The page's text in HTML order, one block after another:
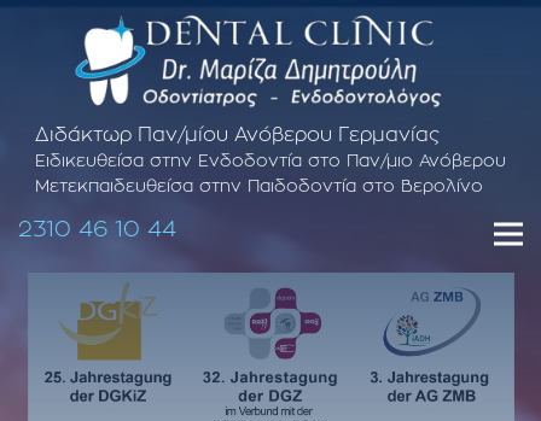
Διδάκτωρ Παν/μίου Ανόβερου Γερμανίας
Ειδικευθείσα στην Ενδοδοντία στο Παν/μιο Ανόβερου
Μετεκπαιδευθείσα στην Παιδοδοντία στο Βερολίνο
2310 46 10 44